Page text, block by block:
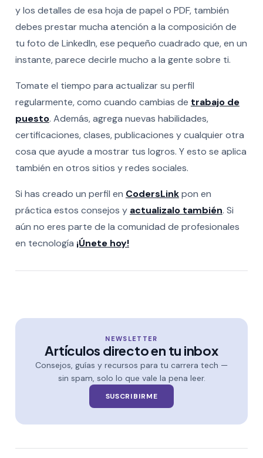
y los detalles de esa hoja de papel o PDF, también
debes prestar mucha atención a la composición de
tu foto de LinkedIn, ese pequeño cuadrado que, en un
instante, parece decirle mucho a la gente sobre ti.
Tomate el tiempo para actualizar su perfil
regularmente, como cuando cambias de trabajo de
puesto. Además, agrega nuevas habilidades,
certificaciones, clases, publicaciones y cualquier otra
cosa que ayude a mostrar tus logros. Y esto se aplica
también en otros sitios y redes sociales.
Si has creado un perfil en CodersLinkpon en
práctica estos consejos y actualizalo también. Si
aún no eres parte de la comunidad de profesionales
en tecnología ¡Únete hoy!
NEWSLETTER
Artículos directo en tu inbox
Consejos, guías y recursos para tu carrera tech —
sin spam, solo lo que vale la pena leer.
SUSCRIBIRME